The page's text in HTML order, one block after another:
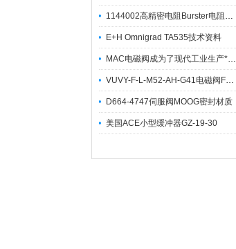
1144002高精密电阻Burster电阻值R代表什么
E+H Omnigrad TA535技术资料
MAC电磁阀成为了现代工业生产*一部分
VUVY-F-L-M52-AH-G41电磁阀FESTO阀片电子模块更换
D664-4747伺服阀MOOG密封材质
美国ACE小型缓冲器GZ-19-30